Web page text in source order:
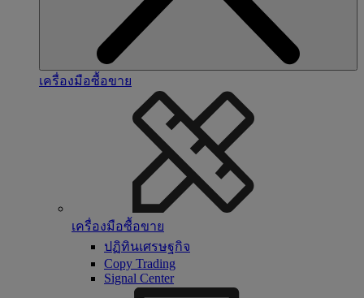
เครื่องมือซื้อขาย
เครื่องมือซื้อขาย
ปฏิทินเศรษฐกิจ
Copy Trading
Signal Center